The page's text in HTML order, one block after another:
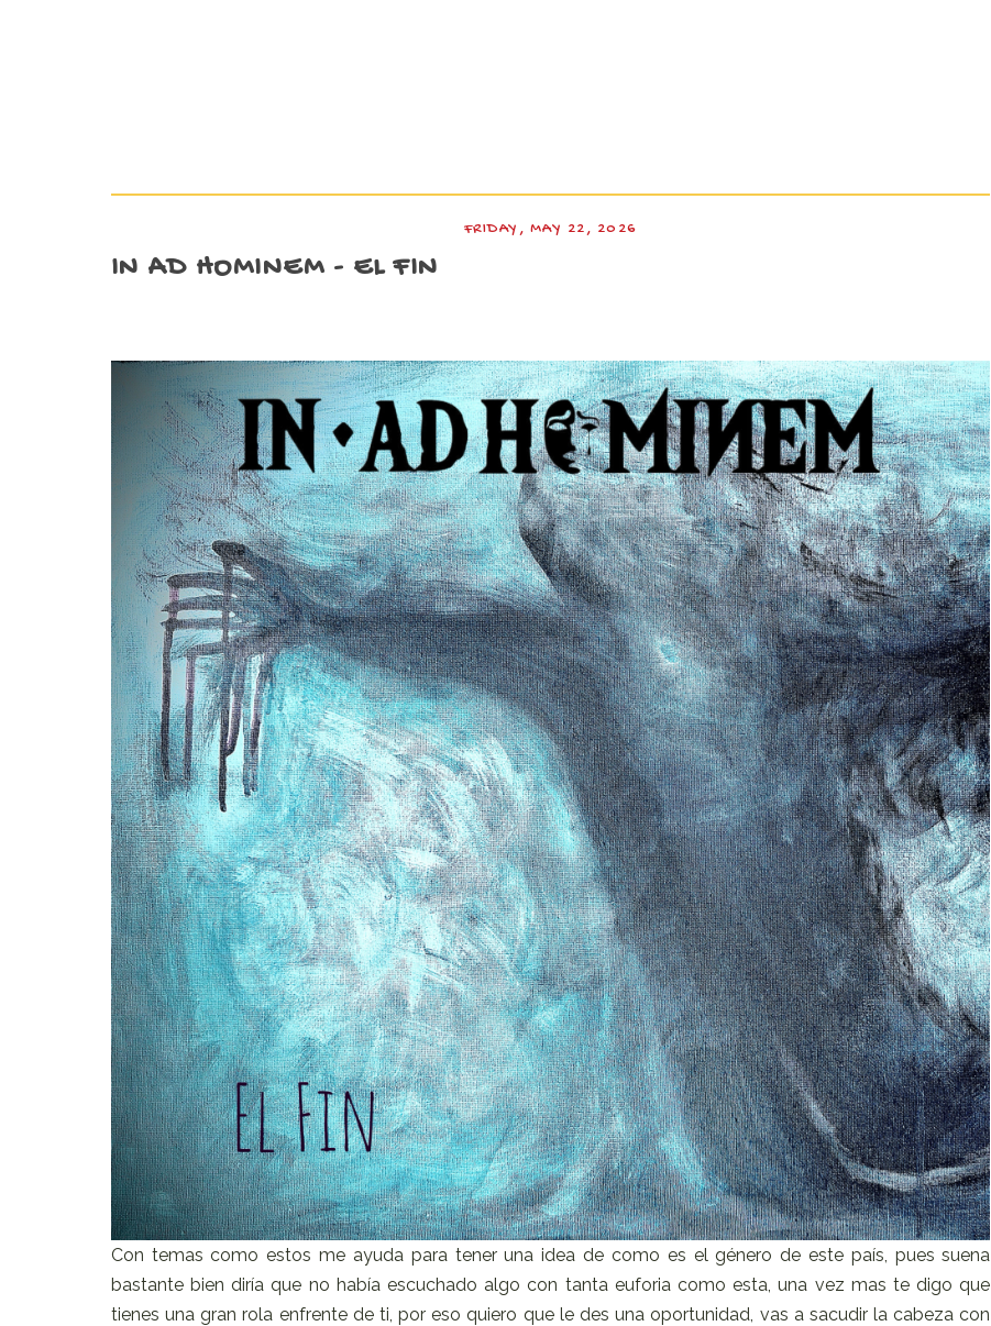
FRIDAY, MAY 22, 2026
IN AD HOMINEM - EL FIN
Con temas como estos me ayuda para tener una idea de como es el género de este país, pues suena
bastante bien diría que no había escuchado algo con tanta euforia como esta, una vez mas te digo que
tienes una gran rola enfrente de ti, por eso quiero que le des una oportunidad, vas a sacudir la cabeza con